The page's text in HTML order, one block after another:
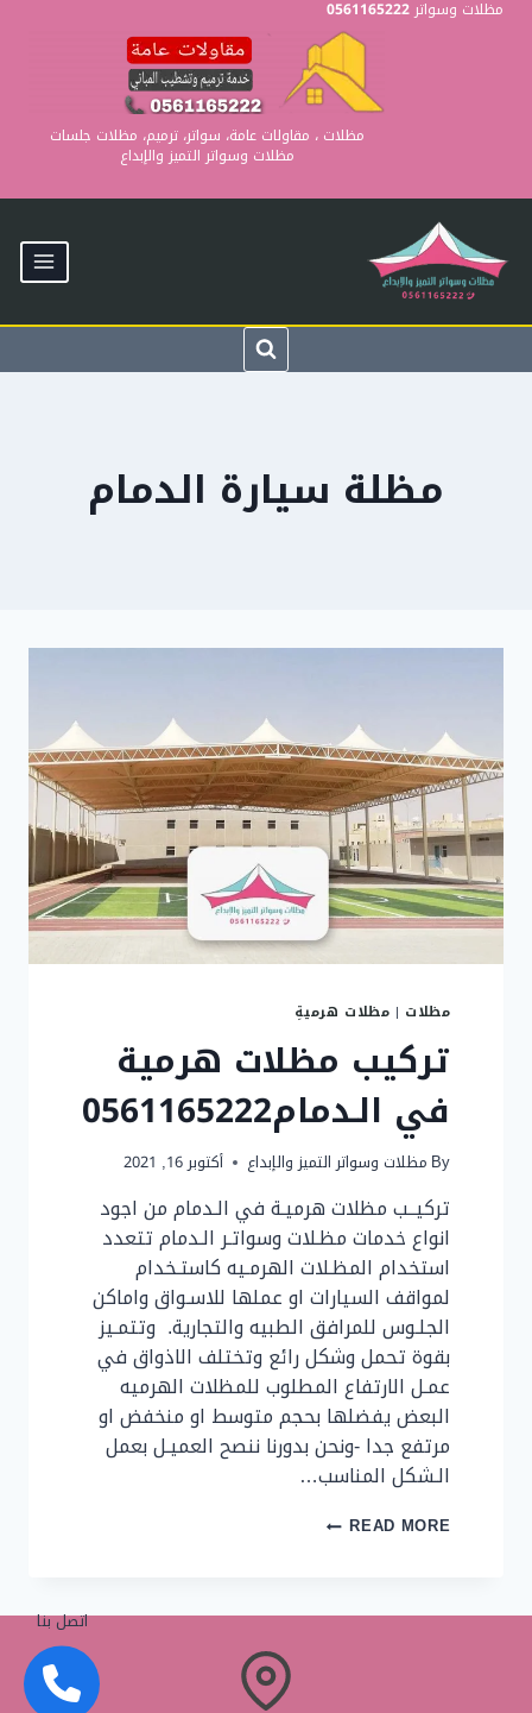
Skipمظلات وسواتر 0561165222
مظلات ، مقاولات عامة، سواتر، ترميم، مظلات جلسات
مظلات وسواتر التميز والإبداع
مظلة سيارة الدمام
مظلات | مظلات هرميةِ
تركيب مظلات هرمية
في الـدمام0561165222
By مظلات وسواتر التميز والإبداع أكتوبر 16, 2021
تركيــب مظلات هرميـة في الـدمام من اجود
انواع خدمات مظـلات وسواتـر الـدمام تتعدد
استخدام المظـلات الهرمـيه كاستـخدام
لمواقف السيارات او عملها للاسـواق واماكن
الجلـوس للمرافق الطبيه والتجارية. وتتمـيز
بقوة تحمل وشكل رائع وتختلف الاذواق في
عمـل الارتفاع المطلوب للمظلات الهرميه
البعض يفضلها بحجم متوسط او منخفض او
مرتفع جدا -ونحن بدورنا ننصح العميـل بعمل
الـشكل المناسب…
READ MOREتركيب
الـدمام0561165222
اتصل بنا